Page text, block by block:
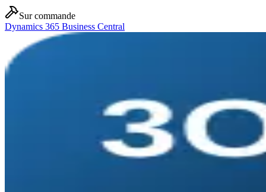
Sur commande
Dynamics 365 Business Central